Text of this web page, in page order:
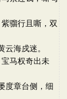
骝行且嘶，双
海戍迷。
马权奇出未
度章台侧，细